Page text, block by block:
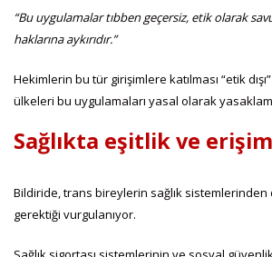
“Bu uygulamalar tıbben geçersiz, etik olarak
haklarına aykırıdır.”
Hekimlerin bu tür girişimlere katılması “etik
ülkeleri bu uygulamaları yasal olarak
Sağlıkta eşitlik ve
Bildiride, trans bireylerin sağlık sistemlerinden
gerektiği vurgulanıyor.